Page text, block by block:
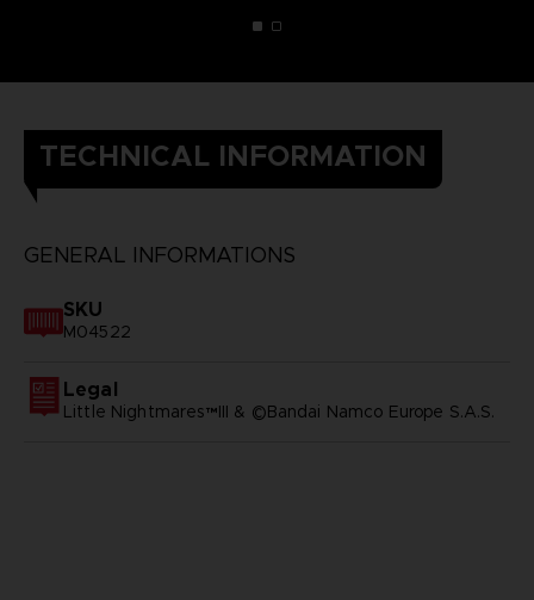
TECHNICAL INFORMATION
GENERAL INFORMATIONS
SKU
M04522
Legal
Little Nightmares™III & ©Bandai Namco Europe S.A.S.